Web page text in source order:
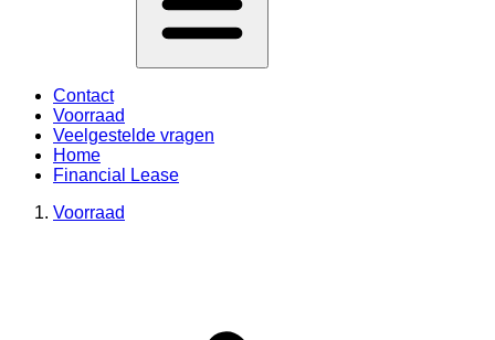
Contact
Voorraad
Veelgestelde vragen
Home
Financial Lease
Voorraad